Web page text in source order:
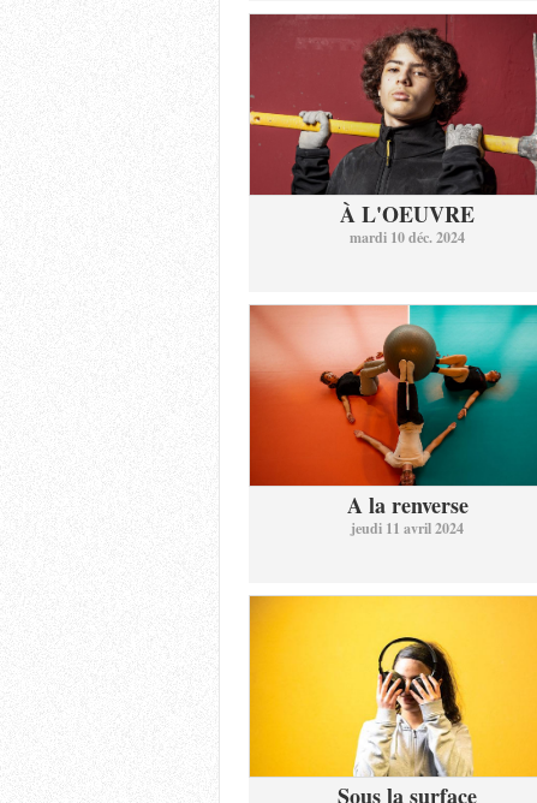
À L'OEUVRE
mardi 10 déc. 2024
A la renverse
jeudi 11 avril 2024
Sous la surface